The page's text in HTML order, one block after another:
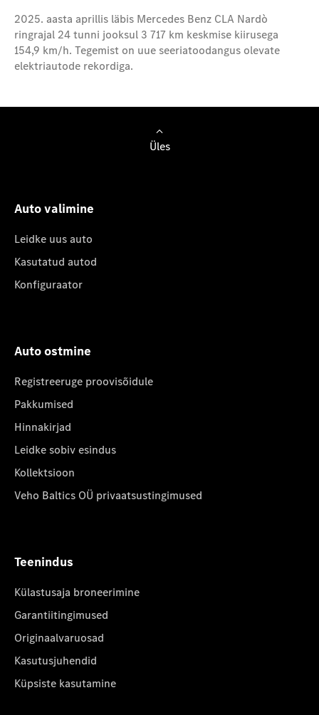
2025. aasta aprillis läbis Mercedes Benz CLA Nardò
ringrajal 24 tunni jooksul 3 717 km keskmise kiirusega
154,9 km/h. Tegemist on uue seeriatoodangus olevate
elektriautode rekordiga.
Üles
Auto valimine
Leidke uus auto
Kasutatud autod
Konfiguraator
Auto ostmine
Registreeruge proovisõidule
Pakkumised
Hinnakirjad
Leidke sobiv esindus
Kollektsioon
Veho Baltics OÜ privaatsustingimused
Teenindus
Külastusaja broneerimine
Garantiitingimused
Originaalvaruosad
Kasutusjuhendid
Küpsiste kasutamine